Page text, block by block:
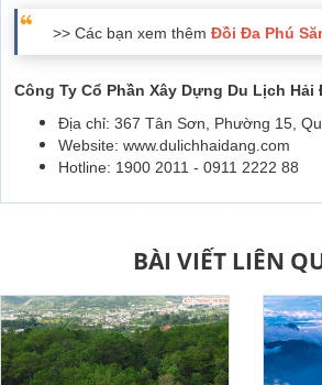
>> Các bạn xem thêm Đồi Đa Phú
Công Ty Cổ Phần Xây Dựng Du Lịch Hải
Địa chỉ: 367 Tân Sơn, Phường 15,
Website: www.dulichhaidang.com
Hotline: 1900 2011 - 0911 2222 88
BÀI VIẾT LIÊN